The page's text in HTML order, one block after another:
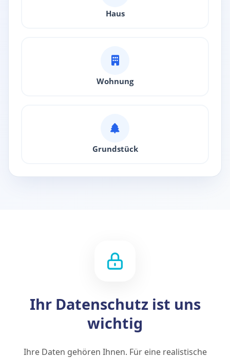
Haus
Wohnung
Grundstück
Ihr Datenschutz ist uns
wichtig
Ihre Daten gehören Ihnen. Für eine realistische